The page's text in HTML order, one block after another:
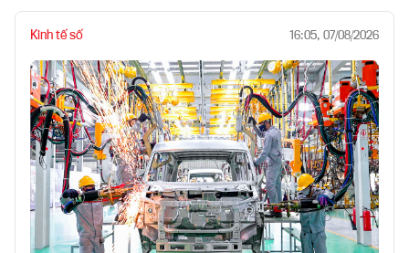
Kinh tế số 16:05, 07/08/2026